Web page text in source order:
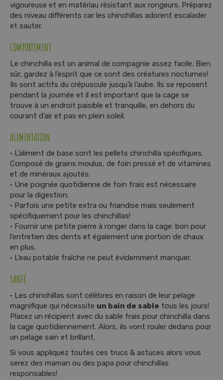
vigoureuse et en matériau résistant aux rongeurs. Préparez
des niveau différents car les chinchillas adorent escalader
et sauter.
COMPORTEMENT
Le chinchilla est un animal de compagnie assez facile. Bien
sûr, gardez à l’esprit que ce sont des créatures nocturnes!
Ils sont actifs du crépuscule jusqu’à l’aube. Ils se reposent
pendant la journée et il est important que la cage se
trouve à un endroit paisible et tranquille, en dehors du
courant d’air et pas en plein soleil.
ALIMENTATION
• L’aliment de base sont les pellets chinchilla spécifiques.
Composé de grains moulus, de foin pressé et de vitamines
et de minéraux ajoutés.
• Une poignée quotidienne de foin frais est nécessaire
pour la digestion.
• Parfois une petite extra ou friandise mais seulement
spécifiquement pour les chinchillas!
• Fournir une petite pierre à ronger dans la cage: bon pour
l’entretien des dents et également une portion de chaux
en plus.
• L’eau potable fraîche ne peut évidemment manquer.
SANTÉ
• Les chinchillas sont célèbres en raison de leur pelage
magnifique qui nécessite un bain de sable tous les jours!
Placez un récipient avec du sable frais pour chinchilla dans
la cage quotidiennement. Alors, ils vont rouler dedans pour
un pelage sain et brillant.
Si vous appliquez toutes ces trucs & astuces alors vous
serez des maman ou des papa pour chinchillas
responsables!